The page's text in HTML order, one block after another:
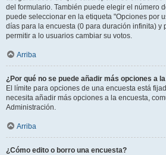
del formulario. También puede elegir el número
puede seleccionar en la etiqueta "Opciones por
días para la encuesta (0 para duración infinita) y
permitir a lo usuarios cambiar su votos.
Arriba
¿Por qué no se puede añadir más opciones a
El límite para opciones de una encuesta está
necesita añadir más opciones a la encuesta,
Administración.
Arriba
¿Cómo edito o borro una encuesta?